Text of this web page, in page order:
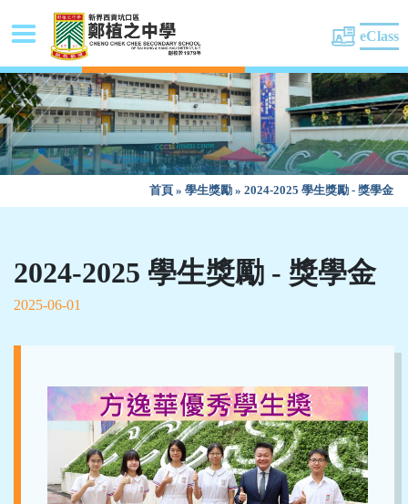
eClass
首頁 » 學生獎勵 » 2024-2025 學生獎勵 - 獎學金
2024-2025 學生獎勵 - 獎學金
2025-06-01